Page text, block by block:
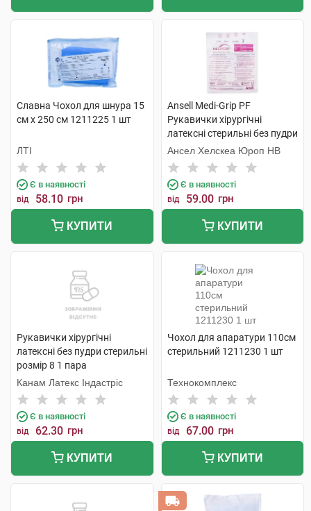
Славна Чохол для шнура 15
см х 250 см 1211225 1 шт
ЛТІ
Є в наявності
від 58.10 грн
КУПИТИ
Ansell Medi-Grip PF
Рукавички хірургічні
латексні стерильні без пудри
розмір 7 1 пара
Ансел Хелскеа Юроп НВ
Є в наявності
від 59.00 грн
КУПИТИ
Рукавички хірургічні
латексні без пудри стерильні
розмір 8 1 пара
Канам Латекс Індастріс
Є в наявності
від 62.30 грн
КУПИТИ
Чохол для апаратури 110см
стерильний 1211230 1 шт
Технокомплекс
Є в наявності
від 67.00 грн
КУПИТИ